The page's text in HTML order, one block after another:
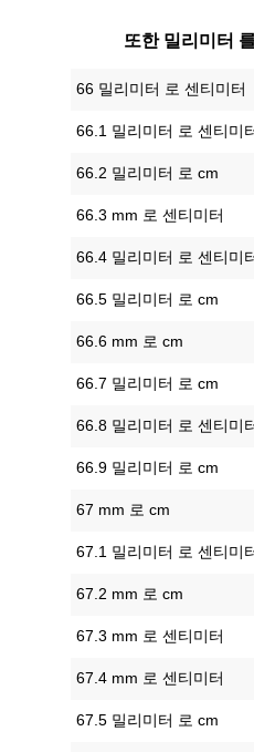
또한 밀리미터
66 밀리미터 로 센티미터
66.1 밀리미터 로 센티미
66.2 밀리미터 로 cm
66.3 mm 로 센티미터
66.4 밀리미터 로 센티미
66.5 밀리미터 로 cm
66.6 mm 로 cm
66.7 밀리미터 로 cm
66.8 밀리미터 로 센티미
66.9 밀리미터 로 cm
67 mm 로 cm
67.1 밀리미터 로 센티미
67.2 mm 로 cm
67.3 mm 로 센티미터
67.4 mm 로 센티미터
67.5 밀리미터 로 cm